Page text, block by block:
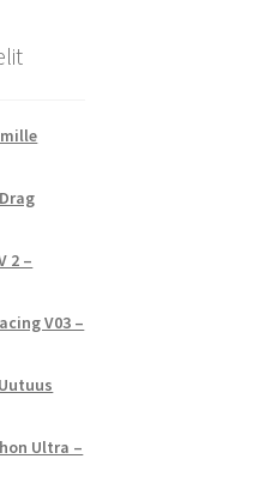
2 –
V03 –
Ultra –